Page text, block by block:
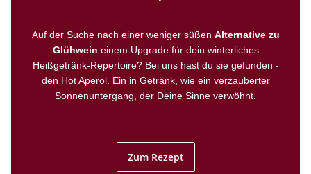
Auf der Suche nach einer weniger süßen Alternative zu
Glühwein einem Upgrade für dein winterliches
Heißgetränk-Repertoire? Bei uns hast du sie gefunden -
den Hot Aperol. Ein in Getränk, wie ein verzauberter
Sonnenuntergang, der Deine Sinne verwöhnt.
Zum Rezept